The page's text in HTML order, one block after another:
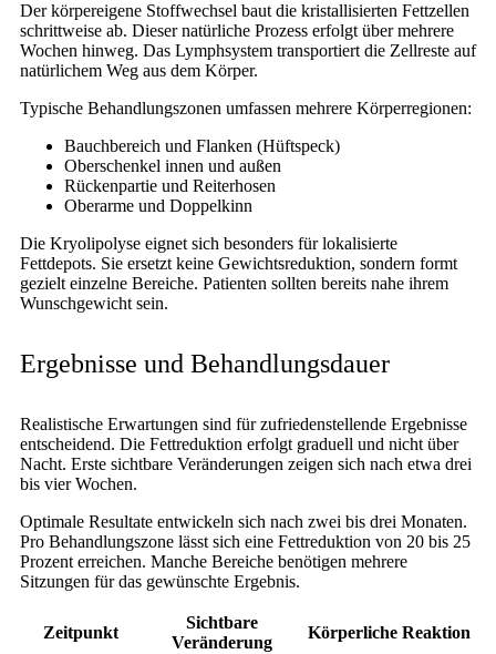
Der körpereigene Stoffwechsel baut die kristallisierten Fettzellen
schrittweise ab. Dieser natürliche Prozess erfolgt über mehrere
Wochen hinweg. Das Lymphsystem transportiert die Zellreste auf
natürlichem Weg aus dem Körper.
Typische Behandlungszonen umfassen mehrere Körperregionen:
Bauchbereich und Flanken (Hüftspeck)
Oberschenkel innen und außen
Rückenpartie und Reiterhosen
Oberarme und Doppelkinn
Die Kryolipolyse eignet sich besonders für lokalisierte
Fettdepots. Sie ersetzt keine Gewichtsreduktion, sondern formt
gezielt einzelne Bereiche. Patienten sollten bereits nahe ihrem
Wunschgewicht sein.
Ergebnisse und Behandlungsdauer
Realistische Erwartungen sind für zufriedenstellende Ergebnisse
entscheidend. Die Fettreduktion erfolgt graduell und nicht über
Nacht. Erste sichtbare Veränderungen zeigen sich nach etwa drei
bis vier Wochen.
Optimale Resultate entwickeln sich nach zwei bis drei Monaten.
Pro Behandlungszone lässt sich eine Fettreduktion von 20 bis 25
Prozent erreichen. Manche Bereiche benötigen mehrere
Sitzungen für das gewünschte Ergebnis.
Zeitpunkt
Sichtbare
Veränderung
Körperliche Reaktion